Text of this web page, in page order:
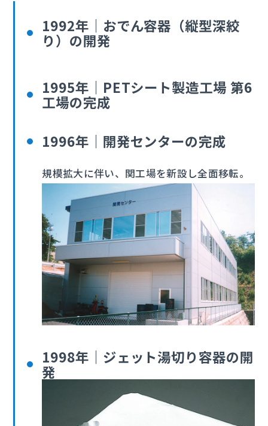
1992年｜おでん容器（縦型深絞
り）の開発
1995年｜PETシート製造工場 第6
工場の完成
1996年｜開発センターの完成
規模拡大に伴い、関工場を新設し全面移転。
1998年｜ジェット湯切り容器の開
発